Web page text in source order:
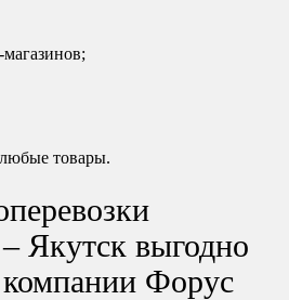
товары.
Якутск выгодно
компании Форус